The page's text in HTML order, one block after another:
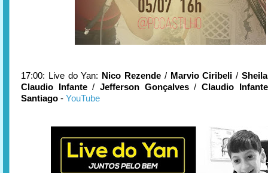
17:00: Live do Yan: Nico Rezende/ Marvio Ciribeli /
Claudio Infante/Jefferson Gonçalves/Claudio Infante
Santiago - YouTube